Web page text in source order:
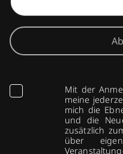
Mit der
meine
mich die
und die
zusätzlich
über